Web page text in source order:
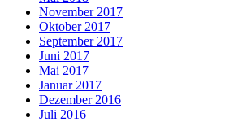
November 2017
Oktober 2017
September 2017
Juni 2017
Mai 2017
Januar 2017
Dezember 2016
Juli 2016